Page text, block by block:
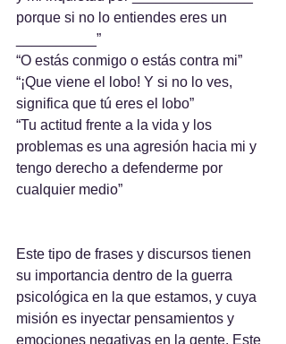
porque si no lo entiendes eres un
__________”
“O estás conmigo o estás contra mi”
“¡Que viene el lobo! Y si no lo ves,
significa que tú eres el lobo”
“Tu actitud frente a la vida y los
problemas es una agresión hacia mi y
tengo derecho a defenderme por
cualquier medio”
Este tipo de frases y discursos tienen
su importancia dentro de la guerra
psicológica en la que estamos, y cuya
misión es inyectar pensamientos y
emociones negativas en la gente. Este